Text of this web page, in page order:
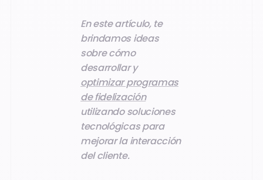
En este artículo, te
brindamos ideas
sobre cómo
desarrollar y
optimizar programas
de fidelización
utilizando soluciones
tecnológicas para
mejorar la interacción
del cliente.